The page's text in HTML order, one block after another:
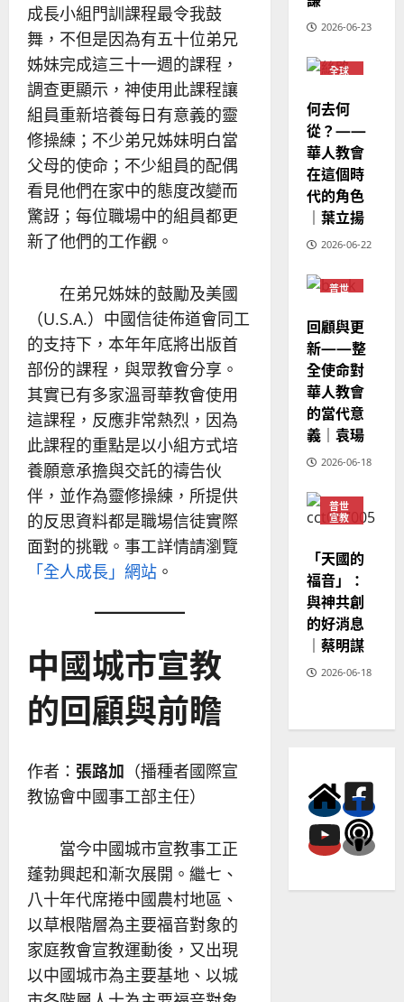
成長小組門訓課程最令我鼓
舞，不但是因為有五十位弟兄
姊妹完成這三十一週的課程，
調查更顯示，神使用此課程讓
組員重新培養每日有意義的靈
修操練；不少弟兄姊妹明白當
父母的使命；不少組員的配偶
看見他們在家中的態度改變而
驚訝；每位職場中的組員都更
新了他們的工作觀。
在弟兄姊妹的鼓勵及美國
（U.S.A.）中國信徒佈道會同工
的支持下，本年年底將出版首
部份的課程，與眾教會分享。
其實已有多家溫哥華教會使用
這課程，反應非常熱烈，因為
此課程的重點是以小組方式培
養願意承擔與交託的禱告伙
伴，並作為靈修操練，所提供
的反思資料都是職場信徒實際
面對的挑戰。事工詳情請瀏覽
「全人成長」網站 。
中國城市宣教
的回顧與前瞻
作者： 張路加 （播種者國際宣
教協會中國事工部主任）
當今中國城市宣教事工正
蓬勃興起和漸次展開。繼七、
八十年代席捲中國農村地區、
以草根階層為主要福音對象的
家庭教會宣教運動後，又出現
以中國城市為主要基地、以城
02-
陽
萍
2025-
02-
20
的
農
曆
新
年
｜
余
自
力
2025-
7
國
華
人
教
經
歷
｜
吳
振
、
溫
淑
2025-
02-
20
2026-06-23
全球
普世
宣教
何去何
從？——
華人教會
在這個時
代的角色
｜葉立揚
2026-06-22
普世
回顧與更
新——整
全使命對
華人教會
的當代意
義｜袁瑒
2026-06-18
普世
宣教
「天國的
福音」：
與神共創
的好消息
｜蔡明謀
2026-06-18